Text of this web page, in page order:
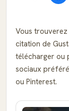
Vous
citation de
télécharger ou
sociaux
ou Pinterest.